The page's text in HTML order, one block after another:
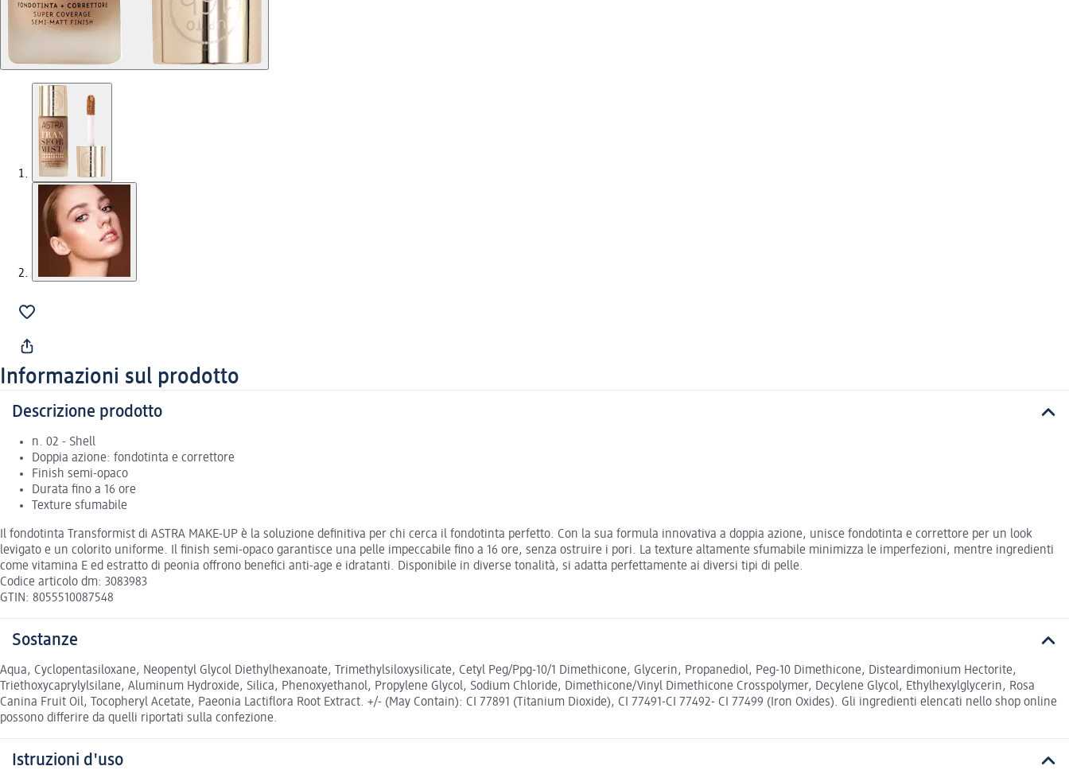
Informazioni sul prodotto
Descrizione prodotto
n. 02 - Shell
Doppia azione: fondotinta e correttore
Finish semi-opaco
Durata fino a 16 ore
Texture sfumabile
Il fondotinta Transformist di ASTRA MAKE-UP è la soluzione definitiva per chi cerca il fondotinta perfetto. Con la sua formula innovativa a doppia azione, unisce fondotinta e correttore per un look
levigato e un colorito uniforme. Il finish semi-opaco garantisce una pelle impeccabile fino a 16 ore, senza ostruire i pori. La texture altamente sfumabile minimizza le imperfezioni, mentre ingredienti
come vitamina E ed estratto di peonia offrono benefici anti-age e idratanti. Disponibile in diverse tonalità, si adatta perfettamente ai diversi tipi di pelle.
Codice articolo dm: 3083983
GTIN: 8055510087548
Sostanze
Aqua, Cyclopentasiloxane, Neopentyl Glycol Diethylhexanoate, Trimethylsiloxysilicate, Cetyl Peg/Ppg-10/1 Dimethicone, Glycerin, Propanediol, Peg-10 Dimethicone, Disteardimonium Hectorite,
Triethoxycaprylylsilane, Aluminum Hydroxide, Silica, Phenoxyethanol, Propylene Glycol, Sodium Chloride, Dimethicone/Vinyl Dimethicone Crosspolymer, Decylene Glycol, Ethylhexylglycerin, Rosa
Canina Fruit Oil, Tocopheryl Acetate, Paeonia Lactiflora Root Extract. +/- (May Contain): CI 77891 (Titanium Dioxide), CI 77491-CI 77492- CI 77499 (Iron Oxides). Gli ingredienti elencati nello shop online
possono differire da quelli riportati sulla confezione.
Istruzioni d'uso